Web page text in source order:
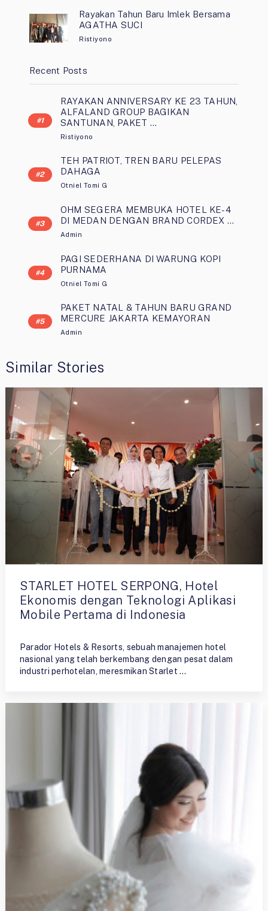
Rayakan Tahun Baru Imlek Bersama
AGATHA SUCI
Ristiyono
Recent Posts
RAYAKAN ANNIVERSARY KE 23 TAHUN,
ALFALAND GROUP BAGIKAN
SANTUNAN, PAKET …
Ristiyono
TEH PATRIOT, TREN BARU PELEPAS
DAHAGA
Otniel Tomi G
OHM SEGERA MEMBUKA HOTEL KE-4
DI MEDAN DENGAN BRAND CORDEX …
Admin
PAGI SEDERHANA DI WARUNG KOPI
PURNAMA
Otniel Tomi G
PAKET NATAL & TAHUN BARU GRAND
MERCURE JAKARTA KEMAYORAN
Admin
Similar Stories
STARLET HOTEL SERPONG, Hotel
Ekonomis dengan Teknologi Aplikasi
Mobile Pertama di Indonesia
Parador Hotels & Resorts, sebuah manajemen hotel
nasional yang telah berkembang dengan pesat dalam
industri perhotelan, meresmikan Starlet …